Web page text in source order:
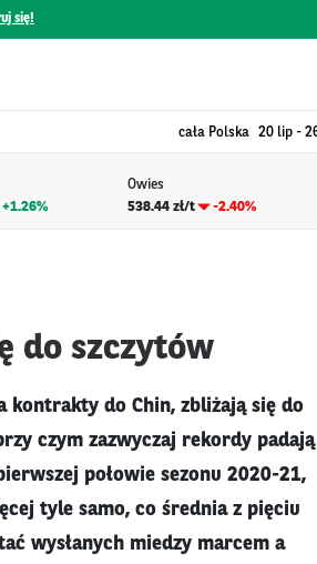
się!
cała Polska 20 lip -
+1.26%
Owies
538.44 zł/t
-2.40%
do szczytów
kontrakty do Chin, zbliżają się do
czym zazwyczaj rekordy padają
połowie sezonu 2020-21,
tyle samo, co średnia z pięciu
wysłanych miedzy marcem a